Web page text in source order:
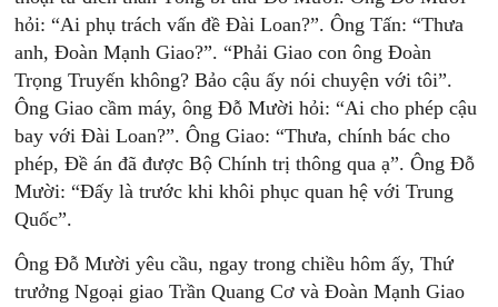
hỏi: “Ai phụ trách vấn đề Đài Loan?”. Ông Tấn: “Thưa
anh, Đoàn Mạnh Giao?”. “Phải Giao con ông Đoàn
Trọng Truyến không? Bảo cậu ấy nói chuyện với tôi”.
Ông Giao cầm máy, ông Đỗ Mười hỏi: “Ai cho phép cậu
bay với Đài Loan?”. Ông Giao: “Thưa, chính bác cho
phép, Đề án đã được Bộ Chính trị thông qua ạ”. Ông Đỗ
Mười: “Đấy là trước khi khôi phục quan hệ với Trung
Quốc”.
Ông Đỗ Mười yêu cầu, ngay trong chiều hôm ấy, Thứ
trưởng Ngoại giao Trần Quang Cơ và Đoàn Mạnh Giao